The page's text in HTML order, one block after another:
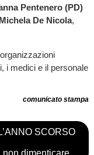
Pentenero (PD)
Michela De Nicola,
i medici e il personale
comunicato stampa
SCORSO
dimenticare